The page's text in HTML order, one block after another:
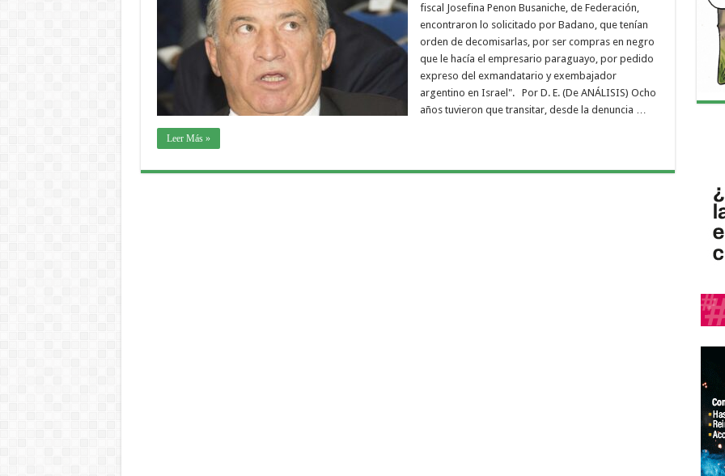
fiscal Josefina Penon Busaniche, de Federación,
encontraron lo solicitado por Badano, que tenían
orden de decomisarlas, por ser compras en negro
que le hacía el empresario paraguayo, por pedido
expreso del exmandatario y exembajador
argentino en Israel". Por D. E. (De ANÁLISIS) Ocho
años tuvieron que transitar, desde la denuncia …
Leer Más »